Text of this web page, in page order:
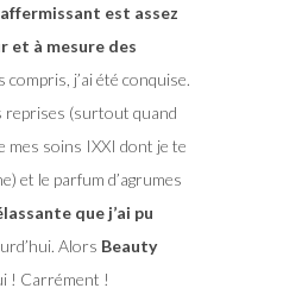
est assez
et à mesure des
compris, j’ai été conquise.
reprises (surtout quand
mes soins IXXI dont je te
et le parfum d’agrumes
que j’ai pu
Alors Beauty
! Carrément !